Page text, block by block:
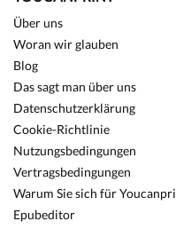
Über uns
Woran wir glauben
Blog
Das sagt man über uns
Datenschutzerklärung
Cookie-Richtlinie
Nutzungsbedingungen
Vertragsbedingungen
Warum Sie sich für
Epubeditor